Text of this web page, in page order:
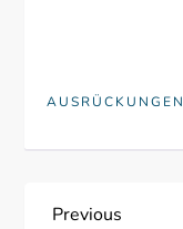
AUSRÜCKUNGEN
Previous
Previous